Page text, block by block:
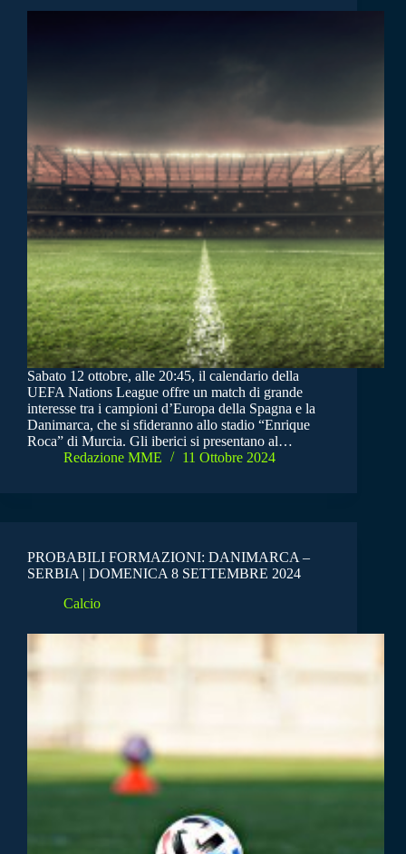
Sabato 12 ottobre, alle 20:45, il calendario della
UEFA Nations League offre un match di grande
interesse tra i campioni d’Europa della Spagna e la
Danimarca, che si sfideranno allo stadio “Enrique
Roca” di Murcia. Gli iberici si presentano al…
Redazione MME
11 Ottobre 2024
PROBABILI FORMAZIONI: DANIMARCA –
SERBIA | DOMENICA 8 SETTEMBRE 2024
Calcio